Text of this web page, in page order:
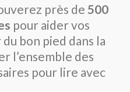
près de 500
pour aider vos
bon pied dans la
l’ensemble des
pour lire avec